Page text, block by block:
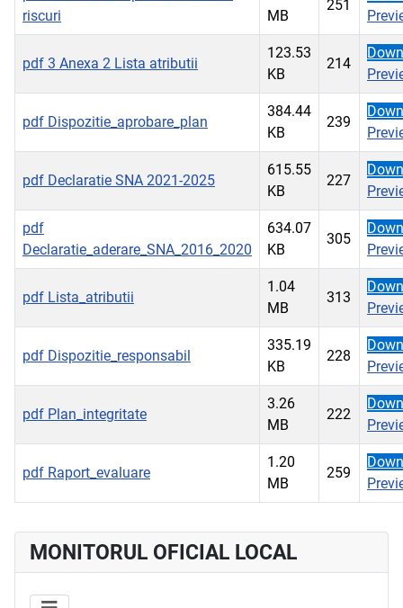
riscuri
MB
251
pdf 3 Anexa 2 Lista atributii
123.53
KB
214
pdf Dispozitie_aprobare_plan
384.44
KB
239
pdf Declaratie SNA 2021-2025
615.55
KB
227
pdf
Declaratie_aderare_SNA_2016_2020
634.07
KB
305
pdf Lista_atributii
1.04
MB
313
pdf Dispozitie_responsabil
335.19
KB
228
pdf Plan_integritate
3.26
MB
222
pdf Raport_evaluare
1.20
MB
259
MONITORUL OFICIAL LOCAL